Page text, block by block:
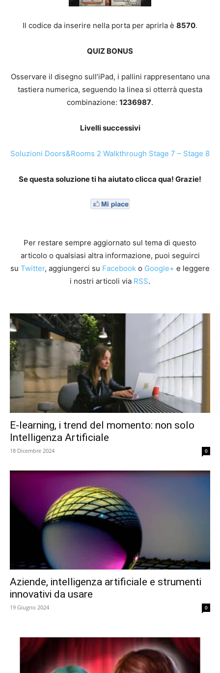
Il codice da inserire nella porta per aprirla è 8570.
QUIZ BONUS
Osservare il disegno sull’iPad, i pallini rappresentano una
tastiera numerica, seguendo la linea si otterrà questa
combinazione: 1236987.
Livelli successivi
Soluzioni Doors&Rooms 2 Walkthrough Stage 7 – Stage 8
Se questa soluzione ti ha aiutato clicca qua! Grazie!
Per restare sempre aggiornato sul tema di questo
articolo o qualsiasi altra informazione, puoi seguirci
su Twitter, aggiungerci su Facebook o Google+ e leggere
i nostri articoli via RSS.
E-learning, i trend del momento: non solo
Intelligenza Artificiale
18 Dicembre 2024 0
Aziende, intelligenza artificiale e strumenti
innovativi da usare
19 Giugno 2024 0